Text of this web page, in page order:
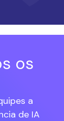
os
a
de IA